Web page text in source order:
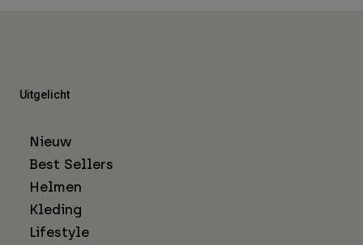
Uitgelicht
Nieuw
Best Sellers
Helmen
Kleding
Lifestyle